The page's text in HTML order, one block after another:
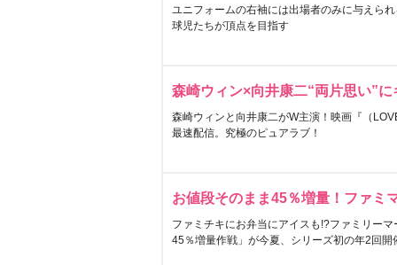
ユニフォームの右袖には出場者のみに与えら
球児たちが頂点を目指す
森崎ウィン×向井康二“両片思い”
森崎ウィンと向井康二がW主演！映画『（
最速配信。究極のピュアラブ！
お値段そのまま45％増量！ファミ
ファミチキにお弁当にアイスも!?ファミリー
45％増量作戦」が今夏、シリーズ初の年2回開